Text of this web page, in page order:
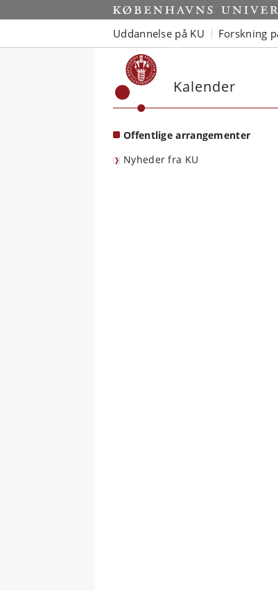
Start
Uddannelse på KU Forskning
Kalender
Offentlige arrangementer
Nyheder fra KU